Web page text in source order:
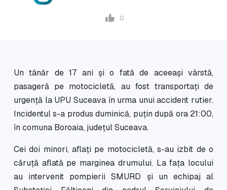
0
Un tânăr de 17 ani și o fată de aceeași vârstă,
pasageră pe motocicletă, au fost transportați de
urgență la UPU Suceava în urma unui accident rutier.
Incidentul s-a produs duminică, puțin după ora 21:00,
în comuna Boroaia, județul Suceava.
Cei doi minori, aflați pe motocicletă, s-au izbit de o
căruță aflată pe marginea drumului. La fața locului
au intervenit pompierii SMURD și un echipaj al